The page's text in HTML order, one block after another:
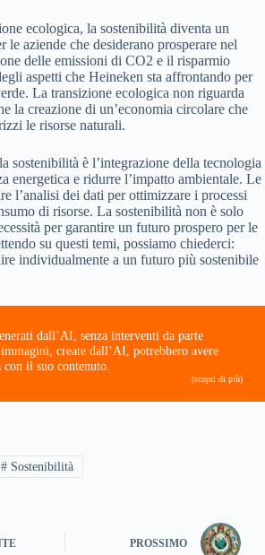
ecologica, la sostenibilità diventa un
le aziende che desiderano prosperare nel
delle emissioni di CO2 e il risparmio
aspetti che Heineken sta affrontando per
La transizione ecologica non riguarda
la creazione di un’economia circolare che
le risorse naturali.
sostenibilità è l’integrazione della tecnologia
energetica e ridurre l’impatto ambientale. Le
l’analisi dei dati per ottimizzare i processi
di risorse. La sostenibilità non è solo
per garantire un futuro prospero per le
su questi temi, possiamo chiederci:
individualmente a un futuro più sostenibile
dall’AI, senza interventi da parte
create dall’AI, potrebbero avere
con il suo contenuto.
(scopri di più)
# Sostenibilità
PROSSIMO